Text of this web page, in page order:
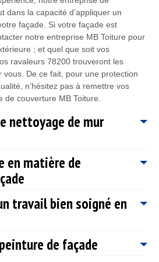
dans la capacité d’appliquer un
façade. Si votre façade est
notre entreprise MB Toiture pour
; et quel que soit vos
ravaleurs 78200 trouveront les
vous. De ce fait, pour une protection
n’hésitez pas à remettre vos
couverture MB Toiture.
nettoyage de mur
la plus exposée à la pollution et aux
il est très important de lui
elle a besoin. Le nettoyage de mur
côté esthétique de votre habitat et
d’assurer pleinement son rôle. De
il est tout à fait possible que
de nettoyage de mur extérieur à
en matière de
est spécialisée dans le domaine de
de façade est une intervention que
Nous disposons des savoir-faire
pour prendre en main tous vos
de façade, particulièrement le
travail bien soigné en
MB Toiture par une évaluation
de façade